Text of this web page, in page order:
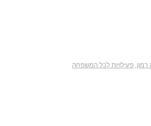
פעילויות לכל המשפחה